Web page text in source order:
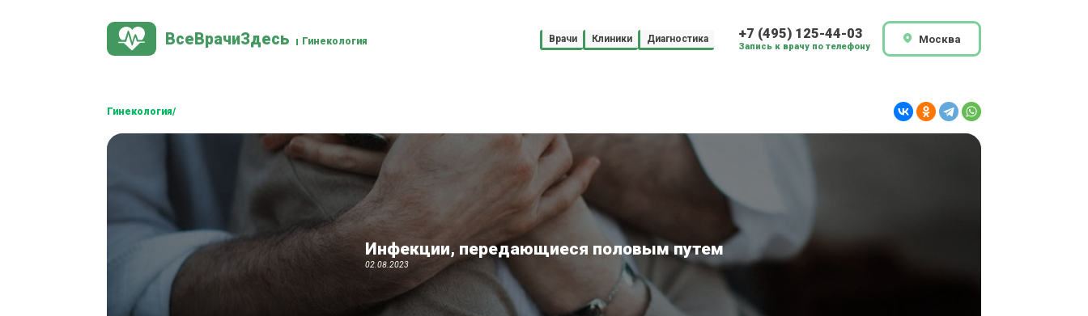
ВсеВрачиЗдесь Гинекология Врачи Клиники Диагностика +7 (495) 125-44-03
Запись к врачу по телефону
Москва
Гинекология/
Инфекции, передающиеся половым путем
02.08.2023